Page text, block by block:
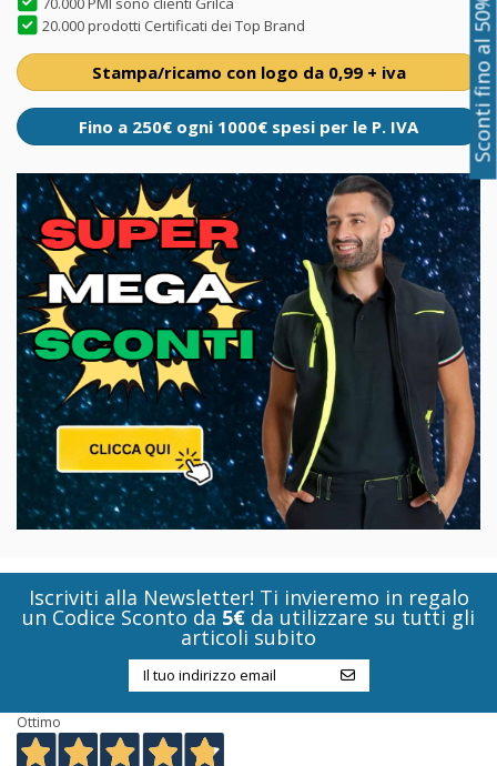
20.000 prodotti Certificati dei Top Brand
Stampa/ricamo con logo da 0,99 + iva
Fino a 250€ ogni 1000€ spesi per le P. IVA
Iscriviti alla Newsletter! Ti invieremo in regalo
un Codice Sconto da 5€ da utilizzare su tutti gli
articoli subito
Ottimo
Sconti fino al 50%